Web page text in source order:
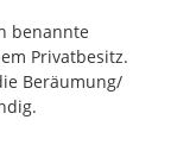
benannte
Privatbesitz.
Beräumung/